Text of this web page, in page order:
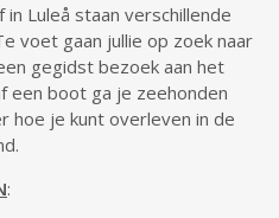
Luleå staan verschillende
voet gaan jullie op zoek naar
gegidst bezoek aan het
een boot ga je zeehonden
hoe je kunt overleven in de
: